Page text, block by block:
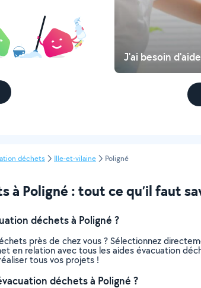
J'ai besoin
déchets Ille-et-vilaine Poligné
à Poligné : tout ce qu’il faut
déchets à Poligné ?
près de chez vous ? Sélectionnez
en relation avec tous les aides évacuation
tous vos projets !
déchets à Poligné ?